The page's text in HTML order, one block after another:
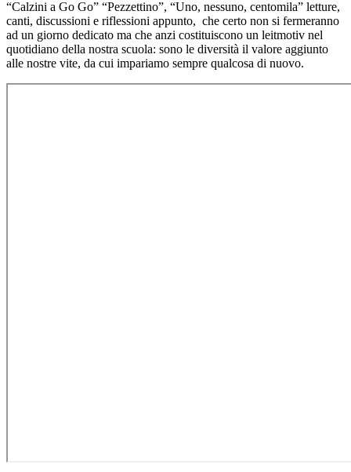
“Calzini a Go Go” “Pezzettino”, “Uno, nessuno, centomila” letture,
canti, discussioni e riflessioni appunto, che certo non si fermeranno
ad un giorno dedicato ma che anzi costituiscono un leitmotiv nel
quotidiano della nostra scuola: sono le diversità il valore aggiunto
alle nostre vite, da cui impariamo sempre qualcosa di nuovo.